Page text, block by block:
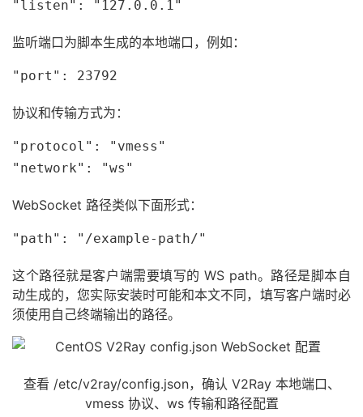
"listen": "127.0.0.1"
监听端口为脚本生成的本地端口，例如：
"port": 23792
协议和传输方式为：
"protocol": "vmess"
"network": "ws"
WebSocket 路径类似下面形式：
"path": "/example-path/"
这个路径就是客户端需要填写的 WS path。路径是脚本自
动生成的，您实际安装时可能和本文不同，填写客户端时必
须使用自己终端输出的路径。
查看 /etc/v2ray/config.json，确认 V2Ray 本地端口、
vmess 协议、ws 传输和路径配置